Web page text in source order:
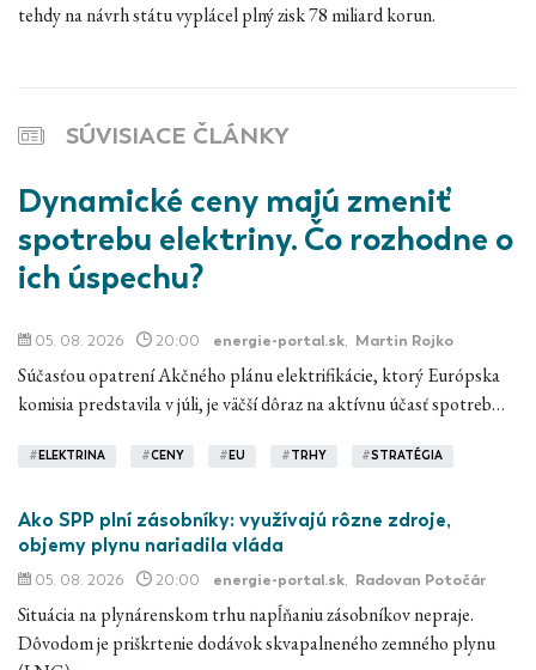
tehdy na návrh státu vyplácel plný zisk 78 miliard korun.
SÚVISIACE ČLÁNKY
Dynamické ceny majú zmeniť
spotrebu elektriny. Čo rozhodne o
ich úspechu?
05. 08. 2026 20:00 energie-portal.sk Martin Rojko
Súčasťou opatrení Akčného plánu elektrifikácie, ktorý Európska
komisia predstavila v júli, je väčší dôraz na aktívnu účasť spotreb…
#ELEKTRINA #CENY #EU #TRHY #STRATÉGIA
Ako SPP plní zásobníky: využívajú rôzne zdroje,
objemy plynu nariadila vláda
05. 08. 2026 20:00 energie-portal.sk Radovan Potočár
Situácia na plynárenskom trhu napĺňaniu zásobníkov nepraje.
Dôvodom je priškrtenie dodávok skvapalneného zemného plynu